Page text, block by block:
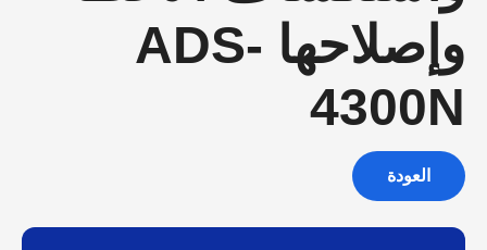
وإصلاحها ADS-
4300N
العودة